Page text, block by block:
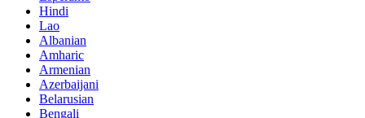
Hindi
Lao
Albanian
Amharic
Armenian
Azerbaijani
Belarusian
Bengali